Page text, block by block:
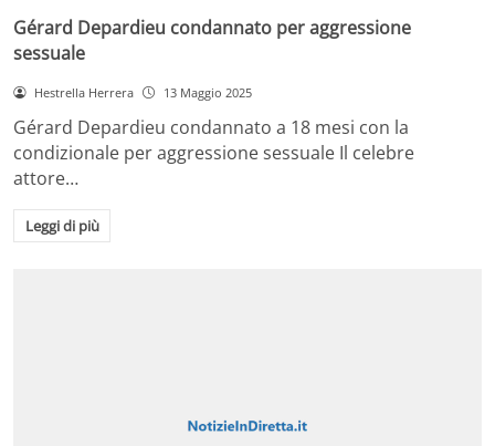
Gérard Depardieu condannato per aggressione
sessuale
Hestrella Herrera 13 Maggio 2025
Gérard Depardieu condannato a 18 mesi con la
condizionale per aggressione sessuale Il celebre
attore…
Leggi di più